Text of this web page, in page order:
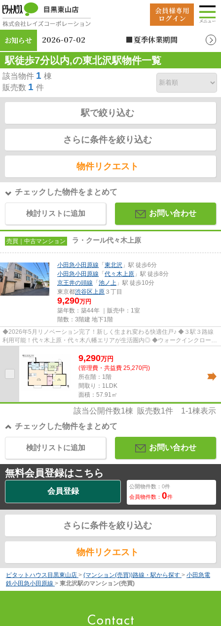
お知らせ 2026-07-02
■夏季休業期間
2026年8月12日（水）
～2026年8月19日
（水）
駅徒歩7分以内,の東北沢駅物件一覧
該当物件 1 棟
販売数 1 件
駅で絞り込む
さらに条件を絞り込む
物件リクエスト
チェックした物件をまとめて
検討リストに追加 お問い合わせ
売買｜中古マンション ラ・クール代々木上原
小田急小田原線 「 東北沢 」駅 徒歩6分
小田急小田原線 「 代々木上原 」駅 徒歩8分
京王井の頭線 「 池ノ上 」駅 徒歩10分
東京都渋谷区上原 ３丁目
9,290万円
築年数：築44年 ｜販売中： 1室
階数：3階建 地下1階
◆2026年5月リノベーション完了！新しく生まれ変わる快適住戸♪ ◆３駅３路線
利用可能！代々木上原・代々木八幡エリアが生活圏内◎ ◆ウォークインクローゼ
9,290万円
(管理費・共益費 25,270円)
所在階：1階
間取り：1LDK
面積：57.91㎡
該当公開件数1棟 販売数1件 1-1棟表示
チェックした物件をまとめて
お問い合わせ
検討リストに追加
無料会員登録はこちら
会員登録
公開物件数： 0件
会員物件数： 0件
さらに条件を絞り込む
物件リクエスト
ピタットハウス目黒東山店 > (マンション(売買))路線・駅から探す > 小田急電
鉄小田急小田原線 > 東北沢駅のマンション(売買)